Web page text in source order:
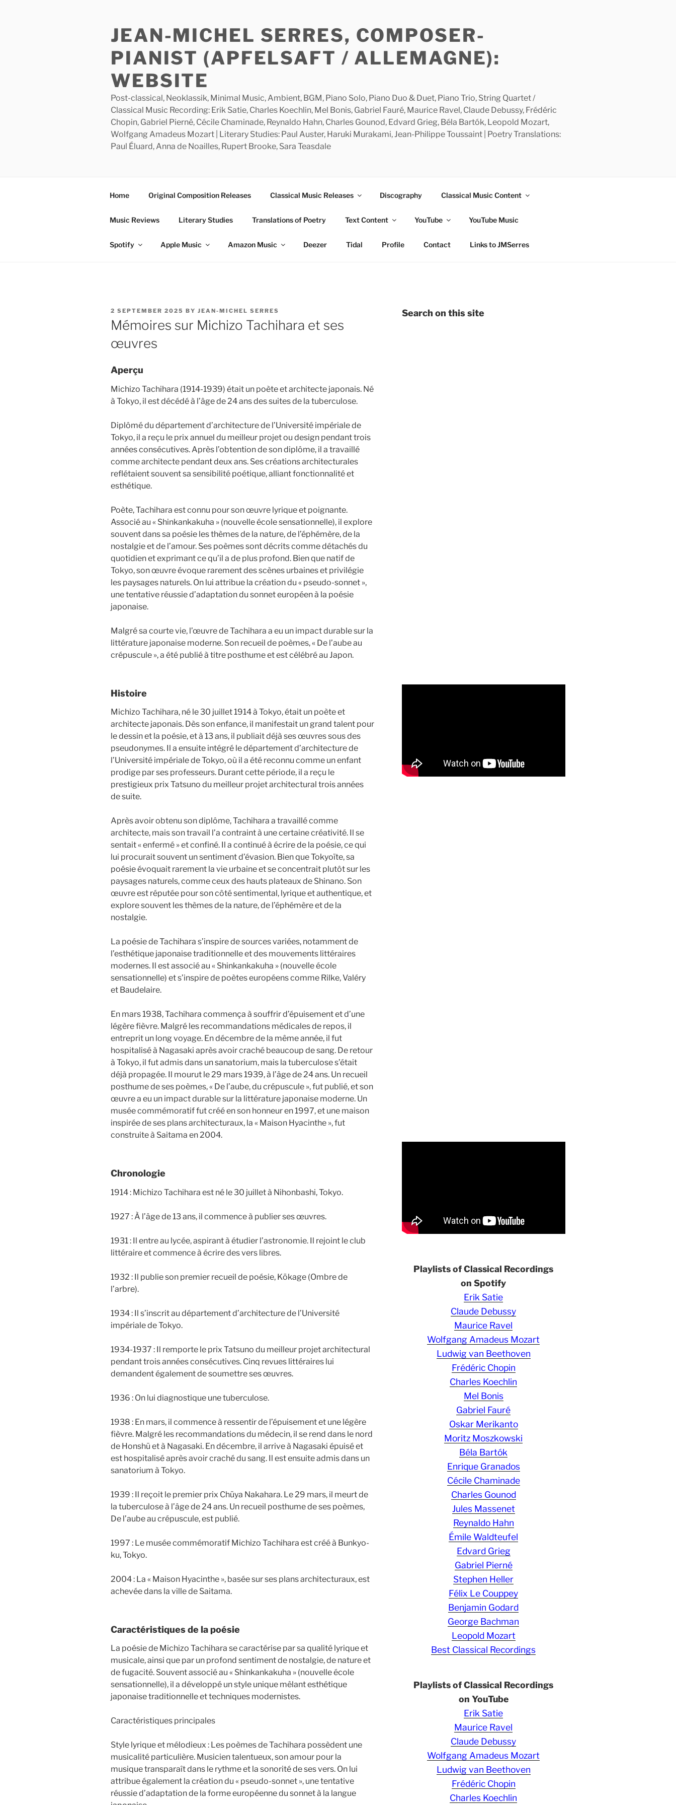
JEAN-MICHEL SERRES, COMPOSER-
PIANIST (APFELSAFT / ALLEMAGNE):
WEBSITE
Post-classical, Neoklassik, Minimal Music, Ambient, BGM, Piano Solo, Piano Duo & Duet, Piano Trio, String Quartet /
Classical Music Recording: Erik Satie, Charles Koechlin, Mel Bonis, Gabriel Fauré, Maurice Ravel, Claude Debussy, Frédéric
Chopin, Gabriel Pierné, Cécile Chaminade, Reynaldo Hahn, Charles Gounod, Edvard Grieg, Béla Bartók, Leopold Mozart,
Wolfgang Amadeus Mozart | Literary Studies: Paul Auster, Haruki Murakami, Jean-Philippe Toussaint | Poetry Translations:
Paul Éluard, Anna de Noailles, Rupert Brooke, Sara Teasdale
Home Original Composition Releases Classical Music Releases Discography Classical Music Content
Music Reviews Literary Studies Translations of Poetry Text Content YouTube YouTube Music
Spotify Apple Music Amazon Music Deezer Tidal Profile Contact Links to JMSerres
POSTED
ON
2 SEPTEMBER 2025 BY JEAN-MICHEL SERRES
Mémoires sur Michizo Tachihara et ses
œuvres
Aperçu
Michizo Tachihara (1914-1939) était un poète et architecte japonais. Né
à Tokyo, il est décédé à l’âge de 24 ans des suites de la tuberculose.
Diplômé du département d’architecture de l’Université impériale de
Tokyo, il a reçu le prix annuel du meilleur projet ou design pendant trois
années consécutives. Après l’obtention de son diplôme, il a travaillé
comme architecte pendant deux ans. Ses créations architecturales
reflétaient souvent sa sensibilité poétique, alliant fonctionnalité et
esthétique.
Poète, Tachihara est connu pour son œuvre lyrique et poignante.
Associé au « Shinkankakuha » (nouvelle école sensationnelle), il explore
souvent dans sa poésie les thèmes de la nature, de l’éphémère, de la
nostalgie et de l’amour. Ses poèmes sont décrits comme détachés du
quotidien et exprimant ce qu’il a de plus profond. Bien que natif de
Tokyo, son œuvre évoque rarement des scènes urbaines et privilégie
les paysages naturels. On lui attribue la création du « pseudo-sonnet »,
une tentative réussie d’adaptation du sonnet européen à la poésie
japonaise.
Malgré sa courte vie, l’œuvre de Tachihara a eu un impact durable sur la
littérature japonaise moderne. Son recueil de poèmes, « De l’aube au
crépuscule », a été publié à titre posthume et est célébré au Japon.
Histoire
Michizo Tachihara, né le 30 juillet 1914 à Tokyo, était un poète et
architecte japonais. Dès son enfance, il manifestait un grand talent pour
le dessin et la poésie, et à 13 ans, il publiait déjà ses œuvres sous des
pseudonymes. Il a ensuite intégré le département d’architecture de
l’Université impériale de Tokyo, où il a été reconnu comme un enfant
prodige par ses professeurs. Durant cette période, il a reçu le
prestigieux prix Tatsuno du meilleur projet architectural trois années
de suite.
Après avoir obtenu son diplôme, Tachihara a travaillé comme
architecte, mais son travail l’a contraint à une certaine créativité. Il se
sentait « enfermé » et confiné. Il a continué à écrire de la poésie, ce qui
lui procurait souvent un sentiment d’évasion. Bien que Tokyoïte, sa
poésie évoquait rarement la vie urbaine et se concentrait plutôt sur les
paysages naturels, comme ceux des hauts plateaux de Shinano. Son
œuvre est réputée pour son côté sentimental, lyrique et authentique, et
explore souvent les thèmes de la nature, de l’éphémère et de la
nostalgie.
La poésie de Tachihara s’inspire de sources variées, notamment de
l’esthétique japonaise traditionnelle et des mouvements littéraires
modernes. Il est associé au « Shinkankakuha » (nouvelle école
sensationnelle) et s’inspire de poètes européens comme Rilke, Valéry
et Baudelaire.
En mars 1938, Tachihara commença à souffrir d’épuisement et d’une
légère fièvre. Malgré les recommandations médicales de repos, il
entreprit un long voyage. En décembre de la même année, il fut
hospitalisé à Nagasaki après avoir craché beaucoup de sang. De retour
à Tokyo, il fut admis dans un sanatorium, mais la tuberculose s’était
déjà propagée. Il mourut le 29 mars 1939, à l’âge de 24 ans. Un recueil
posthume de ses poèmes, « De l’aube, du crépuscule », fut publié, et son
œuvre a eu un impact durable sur la littérature japonaise moderne. Un
musée commémoratif fut créé en son honneur en 1997, et une maison
inspirée de ses plans architecturaux, la « Maison Hyacinthe », fut
construite à Saitama en 2004.
Chronologie
1914 : Michizo Tachihara est né le 30 juillet à Nihonbashi, Tokyo.
1927 : À l’âge de 13 ans, il commence à publier ses œuvres.
1931 : Il entre au lycée, aspirant à étudier l’astronomie. Il rejoint le club
littéraire et commence à écrire des vers libres.
1932 : Il publie son premier recueil de poésie, Kōkage (Ombre de
l’arbre).
1934 : Il s’inscrit au département d’architecture de l’Université
impériale de Tokyo.
1934-1937 : Il remporte le prix Tatsuno du meilleur projet architectural
pendant trois années consécutives. Cinq revues littéraires lui
demandent également de soumettre ses œuvres.
1936 : On lui diagnostique une tuberculose.
1938 : En mars, il commence à ressentir de l’épuisement et une légère
fièvre. Malgré les recommandations du médecin, il se rend dans le nord
de Honshū et à Nagasaki. En décembre, il arrive à Nagasaki épuisé et
est hospitalisé après avoir craché du sang. Il est ensuite admis dans un
sanatorium à Tokyo.
1939 : Il reçoit le premier prix Chūya Nakahara. Le 29 mars, il meurt de
la tuberculose à l’âge de 24 ans. Un recueil posthume de ses poèmes,
De l’aube au crépuscule, est publié.
1997 : Le musée commémoratif Michizo Tachihara est créé à Bunkyo-
ku, Tokyo.
2004 : La « Maison Hyacinthe », basée sur ses plans architecturaux, est
achevée dans la ville de Saitama.
Caractéristiques de la poésie
La poésie de Michizo Tachihara se caractérise par sa qualité lyrique et
musicale, ainsi que par un profond sentiment de nostalgie, de nature et
de fugacité. Souvent associé au « Shinkankakuha » (nouvelle école
sensationnelle), il a développé un style unique mêlant esthétique
japonaise traditionnelle et techniques modernistes.
Caractéristiques principales
Style lyrique et mélodieux : Les poèmes de Tachihara possèdent une
musicalité particulière. Musicien talentueux, son amour pour la
musique transparaît dans le rythme et la sonorité de ses vers. On lui
attribue également la création du « pseudo-sonnet », une tentative
réussie d’adaptation de la forme européenne du sonnet à la langue
Search on this site
Playlists of Classical Recordings
on Spotify
Erik Satie
Claude Debussy
Maurice Ravel
Wolfgang Amadeus Mozart
Ludwig van Beethoven
Frédéric Chopin
Charles Koechlin
Mel Bonis
Gabriel Fauré
Oskar Merikanto
Moritz Moszkowski
Béla Bartók
Enrique Granados
Cécile Chaminade
Charles Gounod
Jules Massenet
Reynaldo Hahn
Émile Waldteufel
Edvard Grieg
Gabriel Pierné
Stephen Heller
Félix Le Couppey
Benjamin Godard
George Bachman
Leopold Mozart
Best Classical Recordings
Playlists of Classical Recordings
on YouTube
Erik Satie
Maurice Ravel
Claude Debussy
Wolfgang Amadeus Mozart
Ludwig van Beethoven
Frédéric Chopin
Charles Koechlin